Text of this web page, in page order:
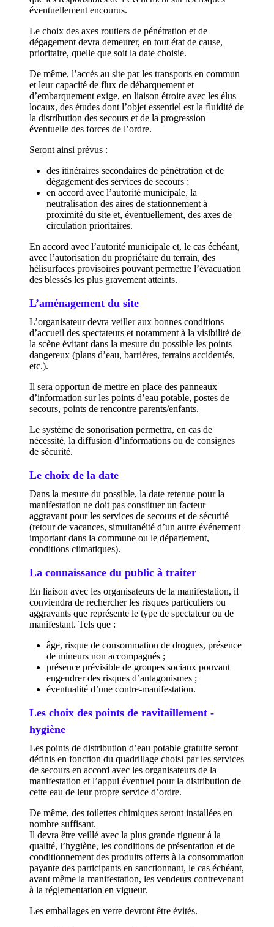
éventuellement encourus.
Le choix des axes routiers de pénétration et de
dégagement devra demeurer, en tout état de cause,
prioritaire, quelle que soit la date choisie.
De même, l’accès au site par les transports en commun
et leur capacité de flux de débarquement et
d’embarquement exige, en liaison étroite avec les élus
locaux, des études dont l’objet essentiel est la fluidité de
la distribution des secours et de la progression
éventuelle des forces de l’ordre.
Seront ainsi prévus :
des itinéraires secondaires de pénétration et de
dégagement des services de secours ;
en accord avec l’autorité municipale, la
neutralisation des aires de stationnement à
proximité du site et, éventuellement, des axes de
circulation prioritaires.
En accord avec l’autorité municipale et, le cas échéant,
avec l’autorisation du propriétaire du terrain, des
hélisurfaces provisoires pouvant permettre l’évacuation
des blessés les plus gravement atteints.
L’aménagement du site
L’organisateur devra veiller aux bonnes conditions
d’accueil des spectateurs et notamment à la visibilité de
la scène évitant dans la mesure du possible les points
dangereux (plans d’eau, barrières, terrains accidentés,
etc.).
Il sera opportun de mettre en place des panneaux
d’information sur les points d’eau potable, postes de
secours, points de rencontre parents/enfants.
Le système de sonorisation permettra, en cas de
nécessité, la diffusion d’informations ou de consignes
de sécurité.
Le choix de la date
Dans la mesure du possible, la date retenue pour la
manifestation ne doit pas constituer un facteur
aggravant pour les services de secours et de sécurité
(retour de vacances, simultanéité d’un autre événement
important dans la commune ou le département,
conditions climatiques).
La connaissance du public à traiter
En liaison avec les organisateurs de la manifestation, il
conviendra de rechercher les risques particuliers ou
aggravants que représente le type de spectateur ou de
manifestant. Tels que :
âge, risque de consommation de drogues, présence
de mineurs non accompagnés ;
présence prévisible de groupes sociaux pouvant
engendrer des risques d’antagonismes ;
éventualité d’une contre-manifestation.
Les choix des points de ravitaillement -
hygiène
Les points de distribution d’eau potable gratuite seront
définis en fonction du quadrillage choisi par les services
de secours en accord avec les organisateurs de la
manifestation et l’appui éventuel pour la distribution de
cette eau de leur propre service d’ordre.
De même, des toilettes chimiques seront installées en
nombre suffisant.
Il devra être veillé avec la plus grande rigueur à la
qualité, l’hygiène, les conditions de présentation et de
conditionnement des produits offerts à la consommation
payante des participants en sanctionnant, le cas échéant,
avant même la manifestation, les vendeurs contrevenant
à la réglementation en vigueur.
Les emballages en verre devront être évités.